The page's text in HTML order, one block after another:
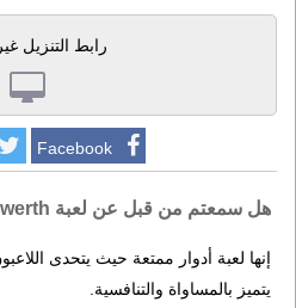
رابط التنزيل
Facebook
هل سمعتم من قبل عن لعبة Heroes of Newerth؟
إنها لعبة أدوار ممتعة حيث يتحدى
يتميز بالمساواة والتنافسية.